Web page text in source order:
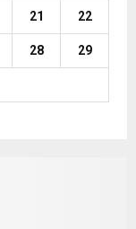
21 22
28 29